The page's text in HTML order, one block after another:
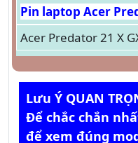
Pin laptop Acer
Acer Predator 21 X
Lưu Ý QUAN
Để chắc chắn
để xem đúng